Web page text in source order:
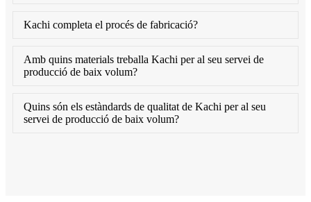
Kachi completa el procés de fabricació?
Amb quins materials treballa Kachi per al seu servei de
producció de baix volum?
Quins són els estàndards de qualitat de Kachi per al seu
servei de producció de baix volum?